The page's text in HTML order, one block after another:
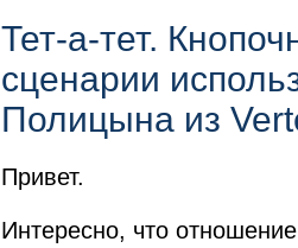
Тет-а-тет.
сценарии
Полицына из
Привет.
Интересно, что